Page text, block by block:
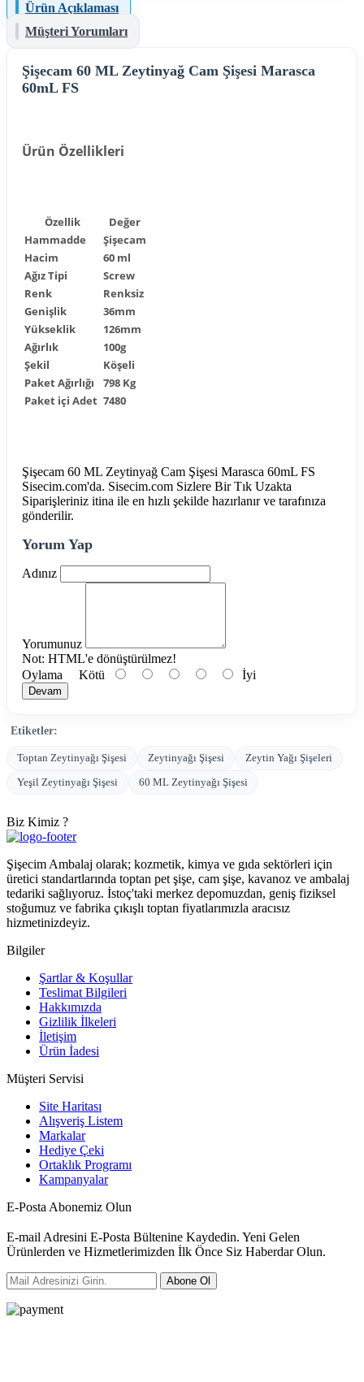
Ürün Açıklaması
Müşteri Yorumları
Şişecam 60 ML Zeytinyağ Cam Şişesi Marasca
60mL FS
Ürün Özellikleri
Özellik
Değer
Hammadde
Şişecam
Hacim
60 ml
Ağız Tipi
Screw
Renk
Renksiz
Genişlik
36mm
Yükseklik
126mm
Ağırlık
100g
Şekil
Köşeli
Paket Ağırlığı
798 Kg
Paket içi Adet 7480
Şişecam 60 ML Zeytinyağ Cam Şişesi Marasca 60mL FS
Sisecim.com'da. Sisecim.com Sizlere Bir Tık Uzakta
Siparişleriniz itina ile en hızlı şekilde hazırlanır ve tarafınıza
gönderilir.
Yorum Yap
Adınız
Yorumunuz
Not: HTML'e dönüştürülmez!
Oylama Kötü İyi
Devam
Etiketler:
Toptan Zeytinyağı Şişesi Zeytinyağı Şişesi
Zeytin Yağı Şişeleri
Yeşil Zeytinyağı Şişesi
60 ML Zeytinyağı Şişesi
Biz Kimiz ?
Şişecim Ambalaj olarak; kozmetik, kimya ve gıda sektörleri için
üretici standartlarında toptan pet şişe, cam şişe, kavanoz ve ambalaj
tedariki sağlıyoruz. İstoç'taki merkez depomuzdan, geniş fiziksel
stoğumuz ve fabrika çıkışlı toptan fiyatlarımızla aracısız
hizmetinizdeyiz.
Bilgiler
Şartlar & Koşullar
Teslimat Bilgileri
Hakkımızda
Gizlilik İlkeleri
İletişim
Ürün İadesi
Müşteri Servisi
Site Haritası
Alışveriş Listem
Markalar
Hediye Çeki
Ortaklık Programı
Kampanyalar
E-Posta Abonemiz Olun
E-mail Adresini E-Posta Bültenine Kaydedin. Yeni Gelen
Ürünlerden ve Hizmetlerimizden İlk Önce Siz Haberdar Olun.
Abone Ol